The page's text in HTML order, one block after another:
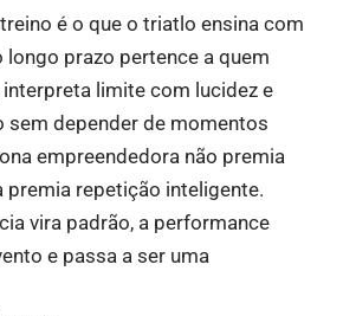
é o que o triatlo ensina com
longo prazo pertence a quem
limite com lucidez e
sem depender de momentos
empreendedora não premia
premia repetição inteligente.
vira padrão, a performance
e passa a ser uma